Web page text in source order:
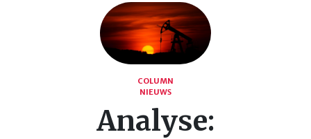
COLUMN
NIEUWS
Analyse: